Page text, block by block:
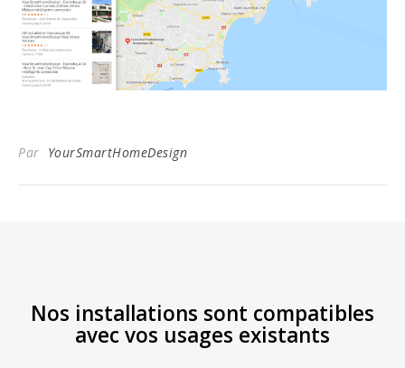
Par YourSmartHomeDesign
Nos installations sont compatibles
avec vos usages existants